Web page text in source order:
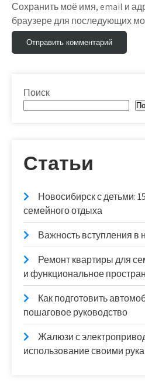
Сохранить моё имя, email и
браузере для последующих
Поиск
Статьи
Новосибирск с детьми:
семейного отдыха
Важность вступления
Ремонт квартиры для
и функциональное
Как подготовить
пошаговое руководство
Жалюзи с
использование своими